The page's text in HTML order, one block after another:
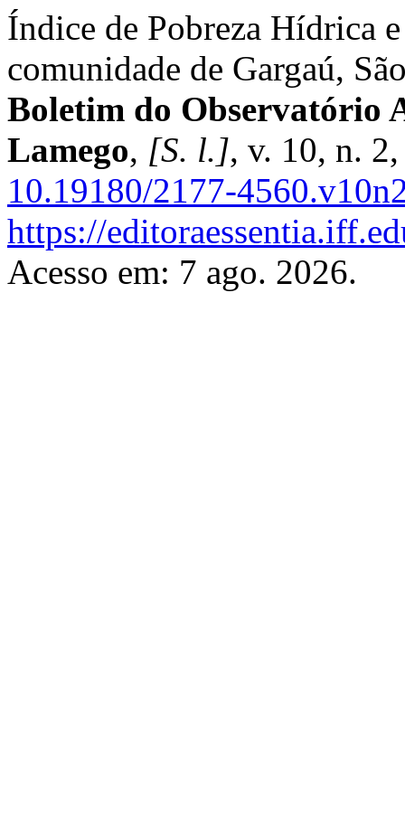
Índice de Pobreza Hídrica
comunidade de Gargaú,
Boletim do Observatório
Lamego, [S. l.], v. 10, n.
10.19180/2177-
https://
Acesso em: 7 ago. 2026.